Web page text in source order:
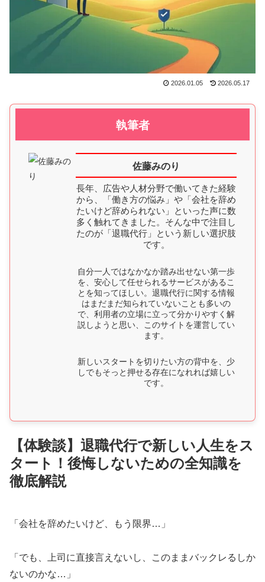
2026.01.05 2026.05.17
執筆者
佐藤みのり
長年、広告や人材分野で働いてきた経験
から、「働き方の悩み」や「会社を辞め
たいけど辞められない」といった声に数
多く触れてきました。そんな中で注目し
たのが「退職代行」という新しい選択肢
です。
自分一人ではなかなか踏み出せない第一歩
を、安心して任せられるサービスがあるこ
とを知ってほしい。退職代行に関する情報
はまだまだ知られていないことも多いの
で、利用者の立場に立って分かりやすく解
説しようと思い、このサイトを運営してい
ます。
新しいスタートを切りたい方の背中を、少
しでもそっと押せる存在になれれば嬉しい
です。
【体験談】退職代行で新しい人生をス
タート！後悔しないための全知識を
徹底解説
「会社を辞めたいけど、もう限界…」
「でも、上司に直接言えないし、このままバックレるしか
ないのかな…」